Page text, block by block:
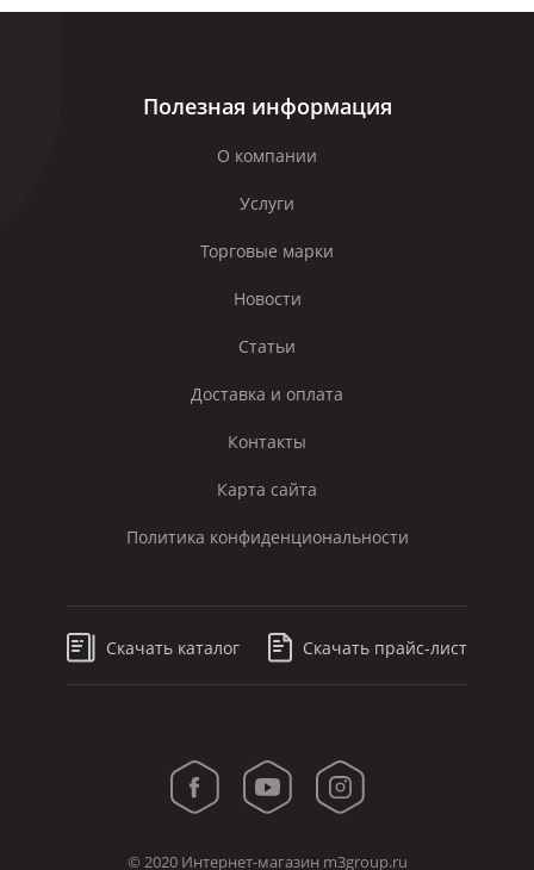
Полезная информация
О компании
Услуги
Торговые марки
Новости
Статьи
Доставка и оплата
Контакты
Карта сайта
Политика конфиденциональности
Скачать каталог Скачать прайс-лист
© 2020 Интернет-магазин m3group.ru